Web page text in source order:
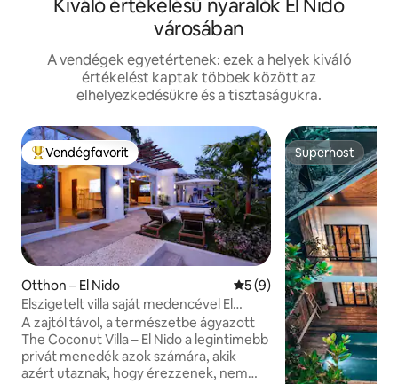
Kiváló értékelésű nyaralók El Nido
városában
A vendégek egyetértenek: ezek a helyek kiváló
értékelést kaptak többek között az
elhelyezkedésükre és a tisztaságukra.
Kiemelt vendégfavorit
Vendégfavorit
Otthon – El Nido Átlagos értékelés: 5/5, 9
5 (9)
Elszigetelt villa saját medencével El
Nidóban
A zajtól távol, a természetbe ágyazott
The Coconut Villa – El Nido a legintimebb
privát menedék azok számára, akik
azért utaznak, hogy érezzenek, nem
Superhost
Superhost